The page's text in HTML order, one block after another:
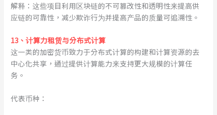
解释：这些项目利用区块链的不可篡改性和透明性来提高供
应链的可靠性，减少欺诈行为并提高产品的质量可追溯性。
13 、计算力租赁与分布式计算
这一类的加密货币致力于分布式计算的构建和计算资源的去
中心化共享，通过提供计算能力来支持更大规模的计算任
务。
代表币种：